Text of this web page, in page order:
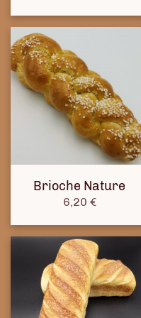
Brioche Nature
Prix
6,20 €